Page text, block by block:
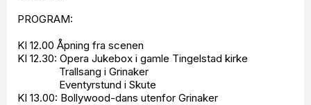
PROGRAM:
Kl 12.00 Åpning fra scenen
Kl 12.30: Opera Jukebox i gamle Tingelstad kirke
Trallsang i Grinaker
Eventyrstund i Skute
Kl 13.00: Bollywood-dans utenfor Grinaker